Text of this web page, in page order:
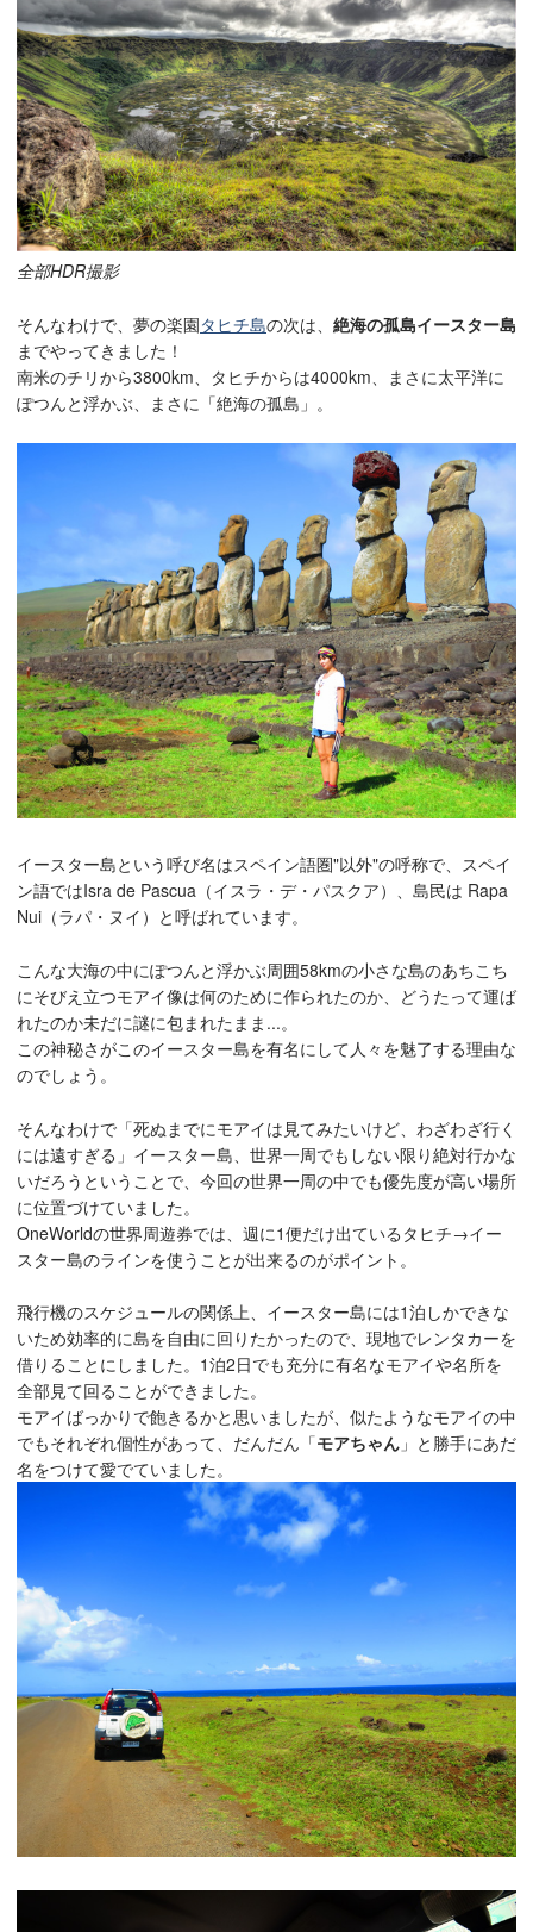
全部HDR撮影
そんなわけで、夢の楽園タヒチ島の次は、 絶海の孤島イースター島
までやってきました！
南米のチリから3800km、タヒチからは4000km、まさに太平洋に
ぽつんと浮かぶ、まさに「絶海の孤島」。
イースター島という呼び名はスペイン語圏"以外"の呼称で、スペイ
ン語ではIsra de Pascua（イスラ・デ・パスクア）、島民は Rapa
Nui（ラパ・ヌイ）と呼ばれています。
こんな大海の中にぽつんと浮かぶ周囲58kmの小さな島のあちこち
にそびえ立つモアイ像は何のために作られたのか、どうたって運ば
れたのか未だに謎に包まれたまま...。
この神秘さがこのイースター島を有名にして人々を魅了する理由な
のでしょう。
そんなわけで「死ぬまでにモアイは見てみたいけど、わざわざ行く
には遠すぎる」イースター島、世界一周でもしない限り絶対行かな
いだろうということで、今回の世界一周の中でも優先度が高い場所
に位置づけていました。
OneWorldの世界周遊券では、週に1便だけ出ているタヒチ→イー
スター島のラインを使うことが出来るのがポイント。
飛行機のスケジュールの関係上、イースター島には1泊しかできな
いため効率的に島を自由に回りたかったので、現地でレンタカーを
借りることにしました。1泊2日でも充分に有名なモアイや名所を
全部見て回ることができました。
モアイばっかりで飽きるかと思いましたが、似たようなモアイの中
でもそれぞれ個性があって、だんだん「モアちゃん 」と勝手にあだ
名をつけて愛でていました。